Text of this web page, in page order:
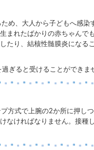
め、大人から子どもへ感染
まれたばかりの赤ちゃんで
たり、結核性髄膜炎になる
ぎると受けることができま
方式で上腕の2か所に押し
なければなりません。接種